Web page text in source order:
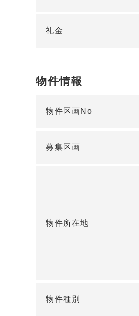
礼金
物件情報
物件区画No
募集区画
物件所在地
物件種別